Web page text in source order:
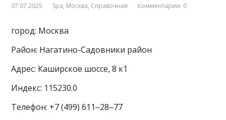
07.07.2025 Spa, Москва, Справочная Комментарии: 0
город: Москва
Район: Нагатино-Садовники район
Адрес: Каширское шоссе, 8 к1
Индекс: 115230.0
Телефон: +7 (499) 611‒28‒77